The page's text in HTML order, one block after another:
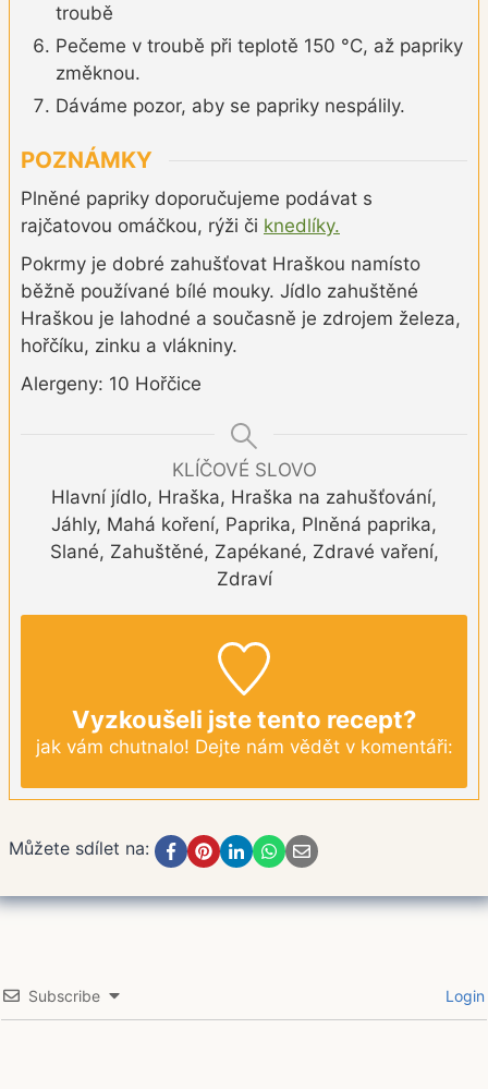
troubě
Pečeme v troubě při teplotě 150 °C, až papriky
změknou.
Dáváme pozor, aby se papriky nespálily.
POZNÁMKY
Plněné papriky doporučujeme podávat s
rajčatovou omáčkou, rýži či knedlíky.
Pokrmy je dobré zahušťovat Hraškou namísto
běžně používané bílé mouky. Jídlo zahuštěné
Hraškou je lahodné a současně je zdrojem železa,
hořčíku, zinku a vlákniny.
Alergeny: 10 Hořčice
KLÍČOVÉ SLOVO
Hlavní jídlo, Hraška, Hraška na zahušťování,
Jáhly, Mahá koření, Paprika, Plněná paprika,
Slané, Zahuštěné, Zapékané, Zdravé vaření,
Zdraví
Vyzkoušeli jste tento recept?
jak vám chutnalo! Dejte nám vědět v komentáři:
Můžete sdílet na:
Subscribe Login